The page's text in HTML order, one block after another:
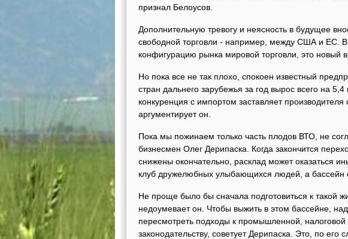
признал Белоусов.
Дополнительную тревогу и неясность в будущее
свободной торговли - например, между США и ЕС.
конфигурацию рынка мировой торговли, это новый
Но пока все не так плохо, спокоен известный
стран дальнего зарубежья за год вырос всего на
конкуренция с импортом заставляет
аргументирует он.
Пока мы пожинаем только часть плодов ВТО, не
бизнесмен Олег Дерипаска. Когда закончится
снижены окончательно, расклад может оказаться
клуб дружелюбных улыбающихся людей, а бассейн
Не проще было бы сначала подготовиться к такой
недоумевает он. Чтобы выжить в этом бассейне,
пересмотреть подходы к промышленной,
законодательству, советует Дерипаска. Это, по его